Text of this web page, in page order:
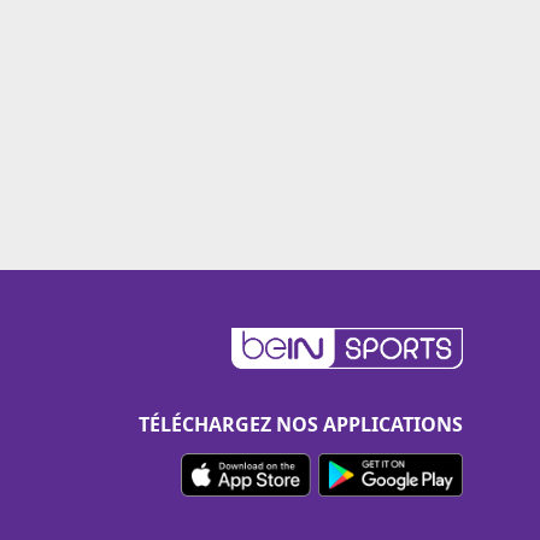
TÉLÉCHARGEZ NOS APPLICATIONS